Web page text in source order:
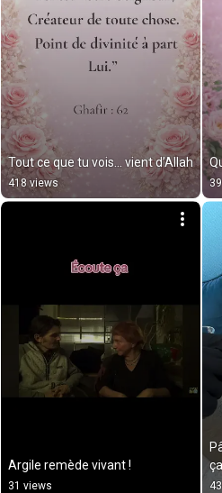
Tout ce que tu vois… vient d’Allah
418 views
Argile remède vivant !
31 views